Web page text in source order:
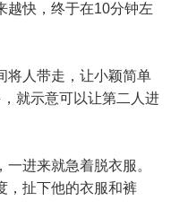
越快，终于在10分钟左
将人带走，让小颖简单
就示意可以让第二人进
进来就急着脱衣服。
，扯下他的衣服和裤